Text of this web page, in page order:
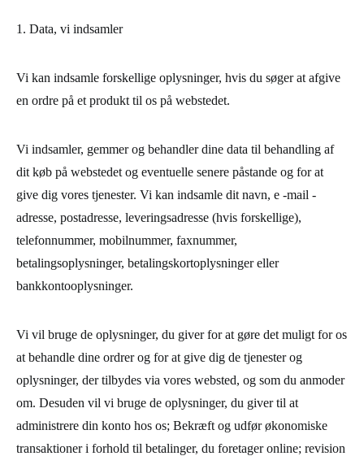
1. Data, vi indsamler
Vi kan indsamle forskellige oplysninger, hvis du søger at afgive
en ordre på et produkt til os på webstedet.
Vi indsamler, gemmer og behandler dine data til behandling af
dit køb på webstedet og eventuelle senere påstande og for at
give dig vores tjenester. Vi kan indsamle dit navn, e -mail -
adresse, postadresse, leveringsadresse (hvis forskellige),
telefonnummer, mobilnummer, faxnummer,
betalingsoplysninger, betalingskortoplysninger eller
bankkontooplysninger.
Vi vil bruge de oplysninger, du giver for at gøre det muligt for os
at behandle dine ordrer og for at give dig de tjenester og
oplysninger, der tilbydes via vores websted, og som du anmoder
om. Desuden vil vi bruge de oplysninger, du giver til at
administrere din konto hos os; Bekræft og udfør økonomiske
transaktioner i forhold til betalinger, du foretager online; revision